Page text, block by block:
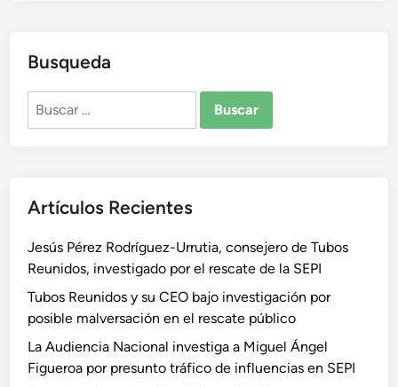
Busqueda
Buscar:
Artículos Recientes
Jesús Pérez Rodríguez-Urrutia, consejero de Tubos
Reunidos, investigado por el rescate de la SEPI
Tubos Reunidos y su CEO bajo investigación por
posible malversación en el rescate público
La Audiencia Nacional investiga a Miguel Ángel
Figueroa por presunto tráfico de influencias en SEPI